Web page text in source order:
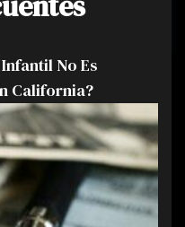
No Es
California?